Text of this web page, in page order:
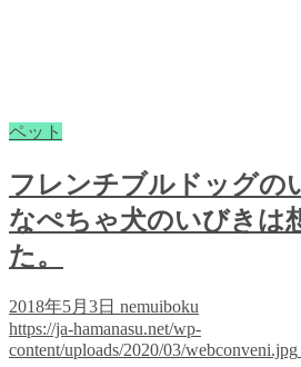
ペット
フレンチブルドッグの
なぺちゃ犬のいびきは
た。
2018年5月3日 nemuiboku
https://ja-hamanasu.net/wp-
content/uploads/2020/03/webconveni.jpg